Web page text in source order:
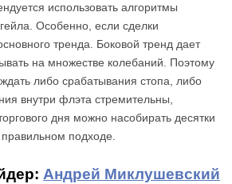
использовать алгоритмы
Особенно, если сделки
тренда. Боковой тренд дает
на множестве колебаний. Поэтому
либо срабатывания стопа, либо
внутри флэта стремительны,
дня можно насобирать десятки
подходе.
Андрей Миклушевский